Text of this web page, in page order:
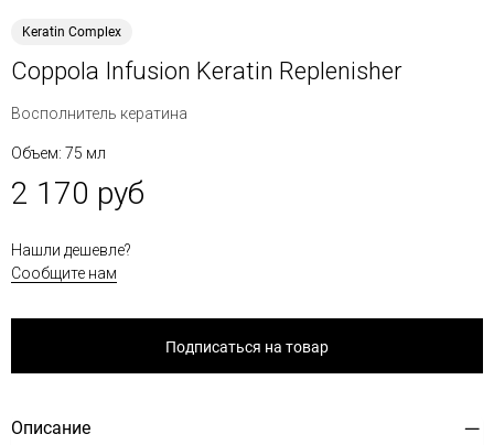
Keratin Complex
Coppola Infusion Keratin Replenisher
Восполнитель кератина
Объем: 75 мл
2 170 руб
Нашли дешевле?
Сообщите нам
Подписаться на товар
Описание